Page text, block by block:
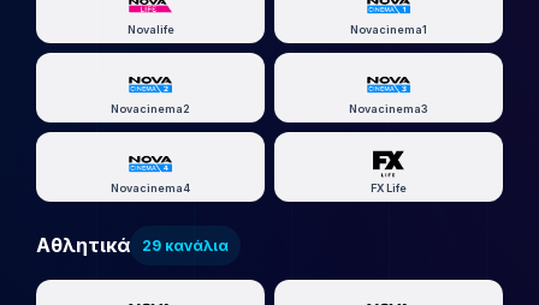
Novalife Novacinema1
Novacinema2 Novacinema3
Novacinema4 FX Life
Αθλητικά 29 κανάλια